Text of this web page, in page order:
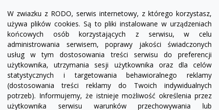
FacebookYouTubePinterest
W zwiazku z RODO, serwis internetowy, z którego korzystasz,
używa plików cookies. Są to pliki instalowane w urządzeniach
końcowych osób korzystających z serwisu, w celu
administrowania serwisem, poprawy jakości świadczonych
usług w tym dostosowania treści serwisu do preferencji
użytkownika, utrzymania sesji użytkownika oraz dla celów
statystycznych i targetowania behawioralnego reklamy
(dostosowania treści reklamy do Twoich indywidualnych
potrzeb). Informujemy, że istnieje możliwość określenia przez
użytkownika serwisu warunków przechowywania lub